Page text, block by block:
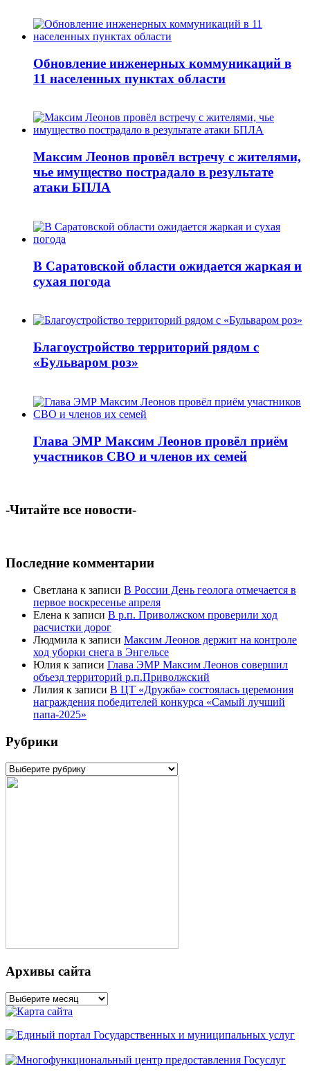
Обновление инженерных коммуникаций в
11 населенных пунктах области
Максим Леонов провёл встречу с жителями,
чье имущество пострадало в результате
атаки БПЛА
В Саратовской области ожидается жаркая и
сухая погода
Благоустройство территорий рядом с
«Бульваром роз»
Глава ЭМР Максим Леонов провёл приём
участников СВО и членов их семей
-Читайте все новости-
Последние комментарии
Светлана к записи В России День геолога отмечается в
первое воскресенье апреля
Елена к записи В р.п. Приволжском проверили ход
расчистки дорог
Людмила к записи Максим Леонов держит на контроле
ход уборки снега в Энгельсе
Юлия к записи Глава ЭМР Максим Леонов совершил
объезд территорий р.п.Приволжский
Лилия к записи В ЦТ «Дружба» состоялась церемония
награждения победителей конкурса «Самый лучший
папа-2025»
Рубрики
Рубрики
Архивы сайта
Архивы
сайта